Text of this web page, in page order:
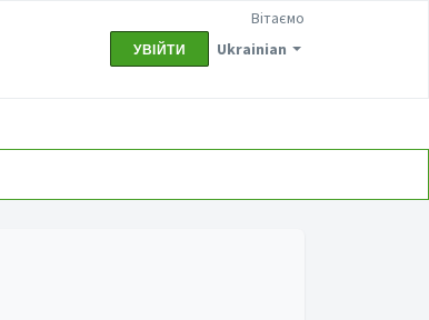
Ukrainian
Вітаємо
УВІЙТИ